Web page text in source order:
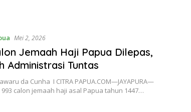
Mei 2, 2026
Jemaah Haji Papua Dilepas,
Administrasi Tuntas
da Cunha I CITRA PAPUA.COM—JAYAPURA—
calon jemaah haji asal Papua tahun 1447…